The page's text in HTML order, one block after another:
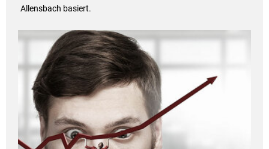
Allensbach basiert.